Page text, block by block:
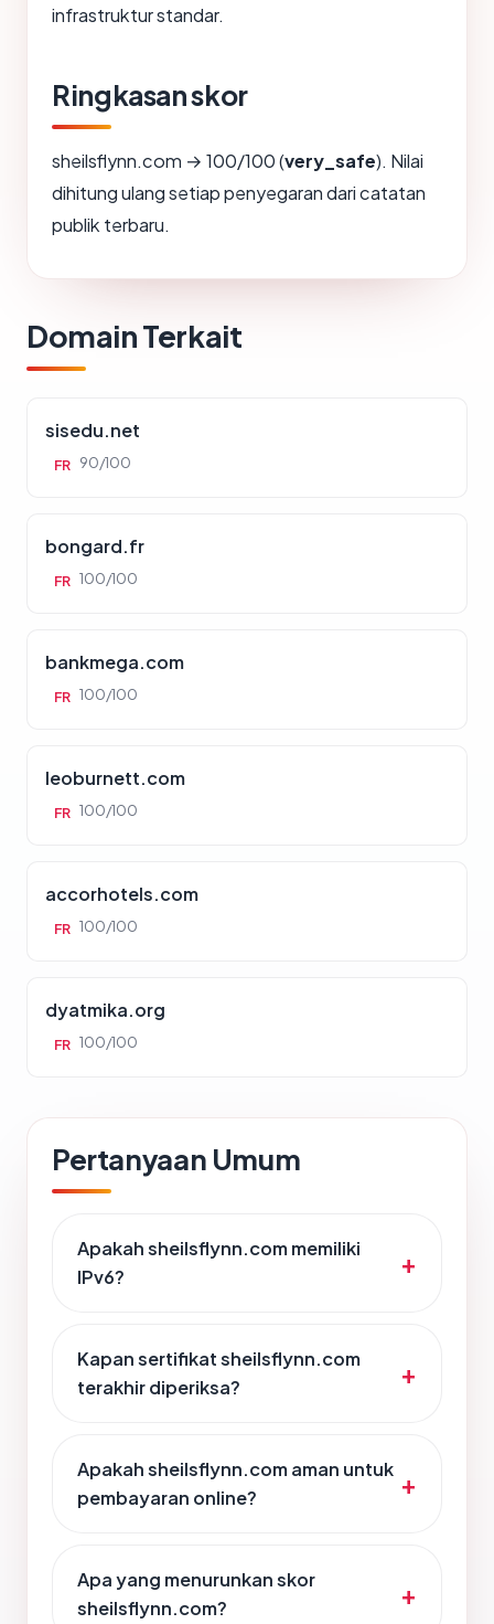
infrastruktur standar.
Ringkasan skor
sheilsflynn.com → 100/100 (very_safe). Nilai
dihitung ulang setiap penyegaran dari catatan
publik terbaru.
Domain Terkait
sisedu.net
FR 90/100
bongard.fr
FR 100/100
bankmega.com
FR 100/100
leoburnett.com
FR 100/100
accorhotels.com
FR 100/100
dyatmika.org
FR 100/100
Pertanyaan Umum
Apakah sheilsflynn.com memiliki
IPv6?
Kapan sertifikat sheilsflynn.com
terakhir diperiksa?
Apakah sheilsflynn.com aman untuk
pembayaran online?
Apa yang menurunkan skor
sheilsflynn.com?